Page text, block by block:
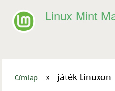
Linux Mint
Címlap » játék Linuxon